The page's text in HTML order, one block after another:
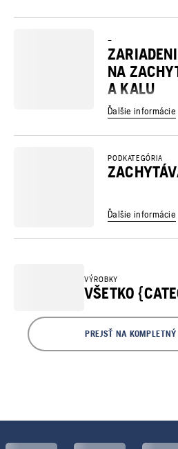
–
NA
A KALU
Ďalšie informácie
PODKATEGÓRIA
Ďalšie informácie
VÝROBKY
VŠETKO
PREJSŤ NA